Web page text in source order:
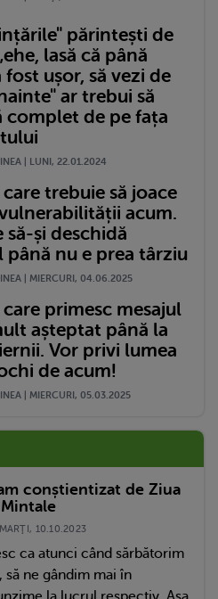
părintești de
lasă că până
fost ușor, să vezi de
ar trebui să
complet de pe fața
| LUNI, 22.01.2024
trebuie să joace
acum.
să-și deschidă
până nu e prea târziu
| MIERCURI, 04.06.2025
primesc mesajul
așteptat până la
Vor privi lumea
de acum!
| MIERCURI, 05.03.2025
conștientizat de Ziua
10.10.2023
ca atunci când sărbătorim
să ne gândim mai în